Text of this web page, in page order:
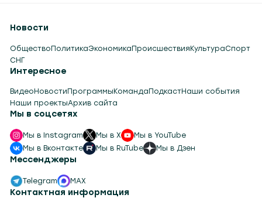
Контактная информация
Новости
ОбществоПолитикаЭкономикаПроисшествияКультураСпорт
СНГ
Интересное
ВидеоНовостиПрограммыКомандаПодкастНаши события
Наши проектыАрхив сайта
Мы в соцсетях
Мы в Instagram Мы в X
Мы в YouTube
Мы в Вконтакте
Мы в RuTube Мы в Дзен
Мессенджеры
Telegram MAX